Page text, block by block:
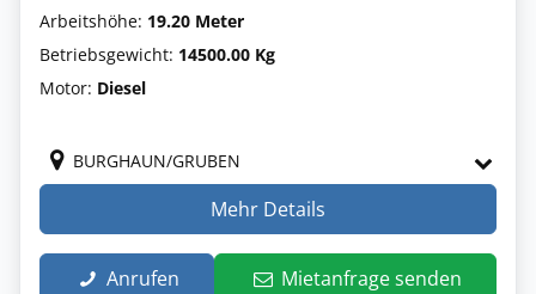
Arbeitshöhe: 19.20 Meter
Betriebsgewicht: 14500.00 Kg
Motor: Diesel
BURGHAUN/GRUBEN
Mehr Details
Anrufen Mietanfrage senden